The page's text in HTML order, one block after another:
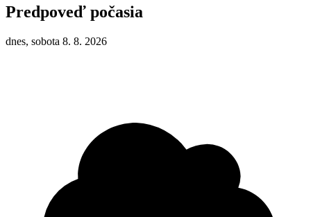
Predpoveď počasia
dnes, sobota 8. 8. 2026